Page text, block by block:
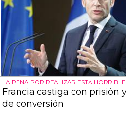
LA PENA POR REALIZAR ESTA
Francia castiga con prisión
de conversión